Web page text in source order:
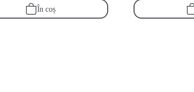
În coș